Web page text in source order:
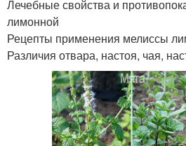
Лечебные свойства и
лимонной
Рецепты применения мелиссы
Различия отвара, настоя, чая,